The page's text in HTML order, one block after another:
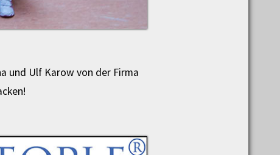
und Ulf Karow von der Firma